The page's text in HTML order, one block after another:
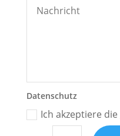
Datenschutz
Ich akzeptiere die